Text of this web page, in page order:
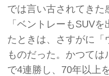
では言い古されてきた
「ベントレーもSUV
たときは、さすがに「
ものだった。かつては
で4連勝し、70年以上